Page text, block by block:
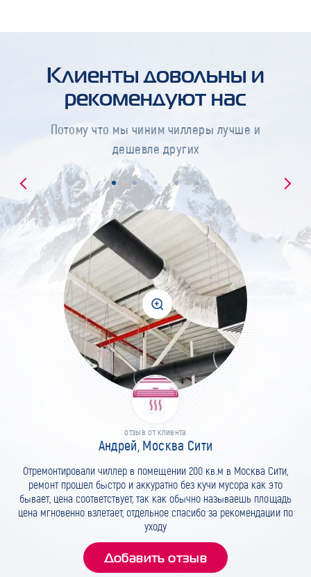
Клиенты довольны и
рекомендуют нас
Потому что мы чиним чиллеры лучше и
дешевле других
отзыв от клиента
Андрей, Москва Сити
Отремонтировали чиллер в помещении 200 кв.м в Москва Сити,
ремонт прошел быстро и аккуратно без кучи мусора как это
бывает, цена соответствует, так как обычно называешь площадь
цена мгновенно взлетает, отдельное спасибо за рекомендации по
уходу
Добавить отзыв